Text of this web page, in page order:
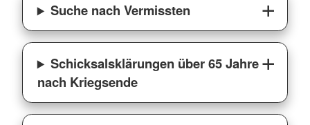
Suche nach Vermissten
Schicksalsklärungen über 65 Jahre
nach Kriegsende